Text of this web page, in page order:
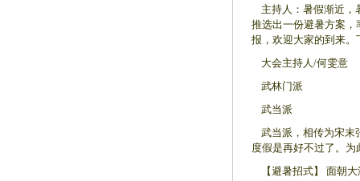
主持人：暑假渐近，
推选出一份避暑方案
报，欢迎大家的到来
大会主持人/何雯意
武林门派
武当派
武当派，相传为宋末
度假是再好不过了。
【避暑招式】 面朝大